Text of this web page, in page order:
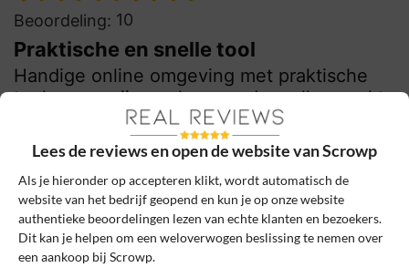
Beoordeling: 10
Praktische en snelle tool
Handige online omgeving met praktische
tools voor mijn werk gevonden, alles werkt
snel en duidelijk. Zeker de moeite waard
voor bedrijven én particulieren.
0
Review handmatig gecontroleerd en goedgekeurd.
Bekijk ons beleid
Lees de reviews en open de website van Scrowp
Als je hieronder op accepteren klikt, wordt automatisch de
website van het bedrijf geopend en kun je op onze website
authentieke beoordelingen lezen van echte klanten en bezoekers.
Dit kan je helpen om een weloverwogen beslissing te nemen over
een aankoop bij Scrowp.